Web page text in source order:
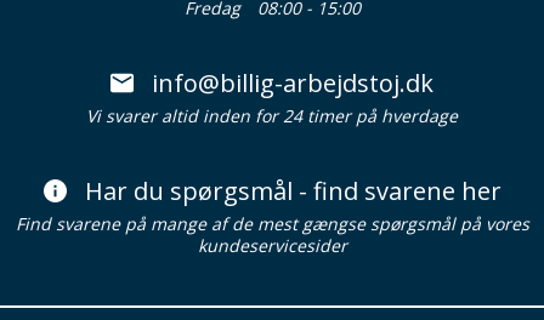
Fredag
08:00 - 15:00
info@billig-arbejdstoj.dk
Vi svarer altid inden for 24 timer på hverdage
Har du spørgsmål - find svarene her
Find svarene på mange af de mest gængse spørgsmål på vores
kundeservicesider